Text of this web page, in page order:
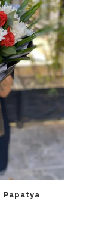
Papatya